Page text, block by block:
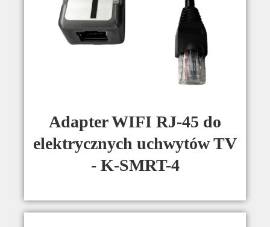
Adapter WIFI RJ-45 do
elektrycznych uchwytów TV
- K-SMRT-4